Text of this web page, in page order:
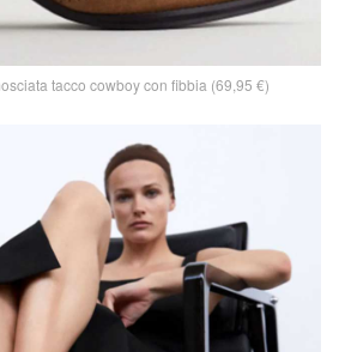
tacco cowboy con fibbia (69,95 €)